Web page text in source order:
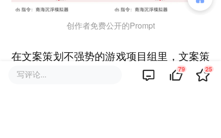
创作者免费公开的Prompt
在文案策划不强势的游戏项目组里，文案策
划做的更多的是包装的活儿：把这个玩法包
写评论... 79 25